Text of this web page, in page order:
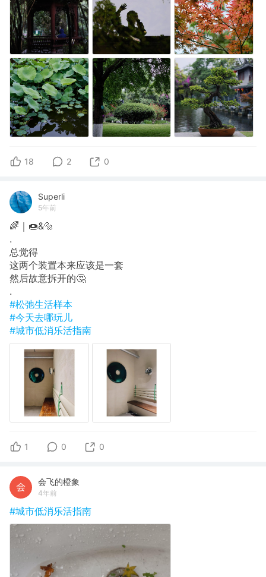
18 2 0
Superli
5年前
🌈｜🍩&🔩
.
总觉得
这两个装置本来应该是一套
然后故意拆开的🤔
.
#松弛生活样本
#今天去哪玩儿
#城市低消乐活指南
1 0 0
会飞的橙象
4年前
#城市低消乐活指南